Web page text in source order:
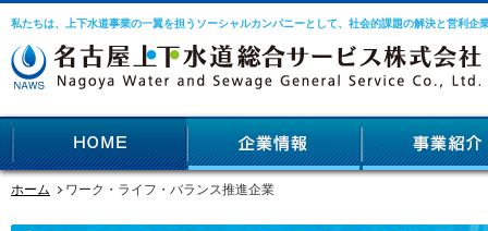
私たちは、上下水道事業の一翼を担うソーシャルカンパニーとして、社会的課題の解決と営利企
ホーム ワーク・ライフ・バランス推進企業